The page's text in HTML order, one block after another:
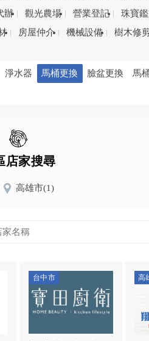
辦 觀光農場 營業登記 珠寶
房屋仲介 機械設備 樹木修
淨水器 馬桶更換 臉盆更換 馬
店家搜尋
高雄市(1)
台中市 高